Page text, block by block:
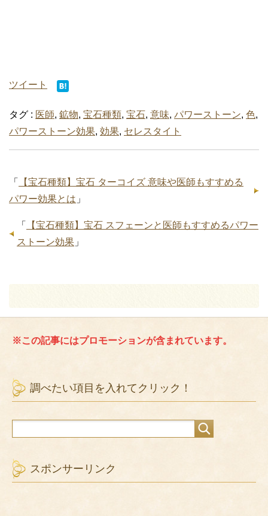
ツイート
タグ : 医師, 鉱物, 宝石種類, 宝石, 意味, パワーストーン, 色,
パワーストーン効果, 効果, セレスタイト
「
【宝石種類】宝石 ターコイズ 意味や医師もすすめる
パワー効果とは 」
「
【宝石種類】宝石 スフェーンと医師もすすめるパワー
ストーン効果 」
※この記事にはプロモーションが含まれています。
調べたい項目を入れてクリック！
スポンサーリンク